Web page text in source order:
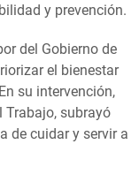
y prevención.
del Gobierno de
el bienestar
su intervención,
Trabajo, subrayó
de cuidar y servir a